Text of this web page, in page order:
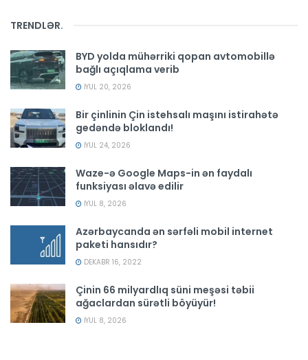
TRENDLƏR.
BYD yolda mühərriki qopan avtomobillə
bağlı açıqlama verib
İYUL 20, 2026
Bir çinlinin Çin istehsalı maşını istirahətə
gedəndə bloklandı!
İYUL 24, 2026
Waze-ə Google Maps-in ən faydalı
funksiyası əlavə edilir
İYUL 8, 2026
Azərbaycanda ən sərfəli mobil internet
paketi hansıdır?
DEKABR 16, 2022
Çinin 66 milyardlıq süni meşəsi təbii
ağaclardan sürətli böyüyür!
İYUL 8, 2026